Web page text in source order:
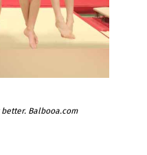
Balbooa.com